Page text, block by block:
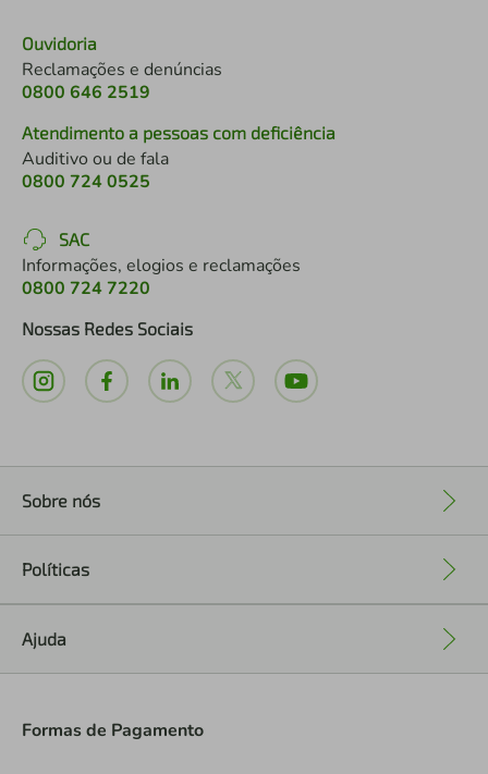
Ouvidoria
Reclamações e denúncias
0800 646 2519
Atendimento a pessoas com deficiência
Auditivo ou de fala
0800 724 0525
SAC
Informações, elogios e reclamações
0800 724 7220
Nossas Redes Sociais
Sobre nós
Políticas
Ajuda
Formas de Pagamento